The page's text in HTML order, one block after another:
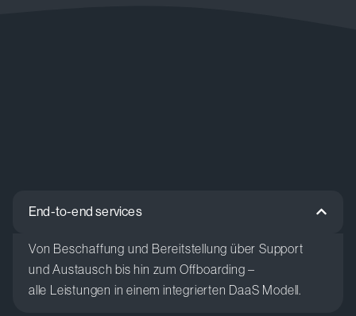
End-to-end services
Von Beschaffung und Bereitstellung über Support
undAustausch bishin zum Offboarding –
alle Leistungen ineinem integrierten DaaS Modell.